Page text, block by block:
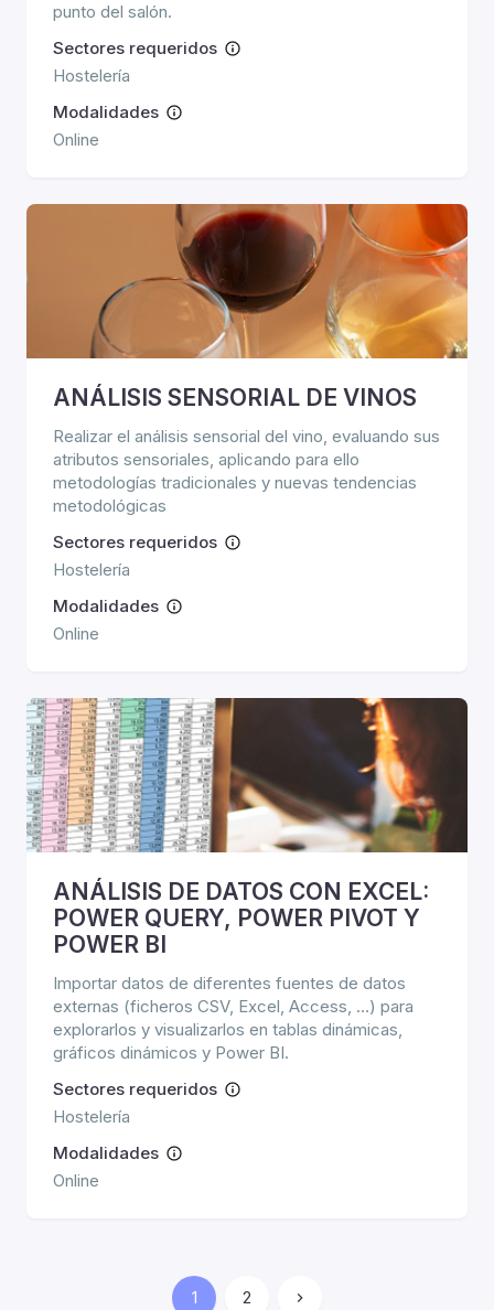
punto del salón.
Sectores requeridos
Hostelería
Modalidades
Online
ANÁLISIS SENSORIAL DE VINOS
Realizar el análisis sensorial del vino, evaluando sus
atributos sensoriales, aplicando para ello
metodologías tradicionales y nuevas tendencias
metodológicas
Sectores requeridos
Hostelería
Modalidades
Online
ANÁLISIS DE DATOS CON EXCEL:
POWER QUERY, POWER PIVOT Y
POWER BI
Importar datos de diferentes fuentes de datos
externas (ficheros CSV, Excel, Access, …) para
explorarlos y visualizarlos en tablas dinámicas,
gráficos dinámicos y Power BI.
Sectores requeridos
Hostelería
Modalidades
Online
1 2